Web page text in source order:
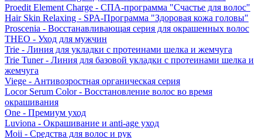
Proedit Element Charge - СПА-программа "Счастье для волос"
Hair Skin Relaxing - SPA-Программа "Здоровая кожа головы"
Proscenia - Восстанавливающая серия для окрашенных волос
THEO - Уход для мужчин
Trie - Линия для укладки с протеинами шелка и жемчуга
Trie Tuner - Линия для базовой укладки с протеинами шелка и
жемчуга
Viege - Антивозростная органическая серия
Locor Serum Color - Восстановление волос во время
окрашивания
One - Премиум уход
Luviona - Окрашивание и anti-age уход
Moii - Средства для волос и рук